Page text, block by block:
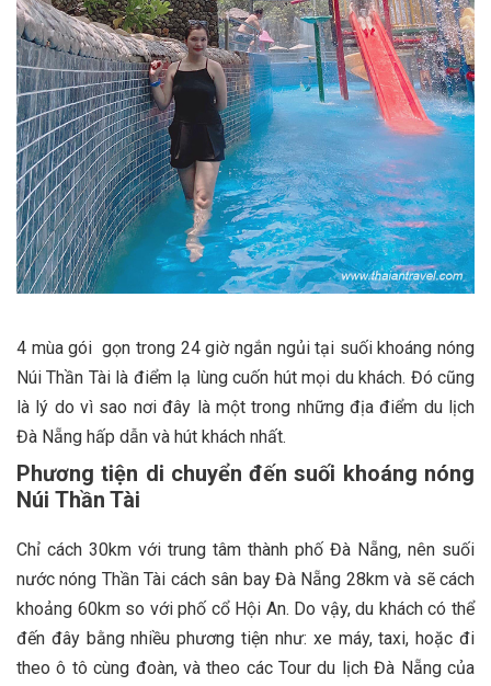
4 mùa gói gọn trong 24 giờ ngắn ngủi tại suối khoáng nóng
Núi Thần Tài là điểm lạ lùng cuốn hút mọi du khách. Đó cũng
là lý do vì sao nơi đây là một trong những địa điểm du lịch
Đà Nẵng hấp dẫn và hút khách nhất.
Phương tiện di chuyển đến suối khoáng nóng
Núi Thần Tài
Chỉ cách 30km với trung tâm thành phố Đà Nẵng, nên suối
nước nóng Thần Tài cách sân bay Đà Nẵng 28km và sẽ cách
khoảng 60km so với phố cổ Hội An. Do vậy, du khách có thể
đến đây bằng nhiều phương tiện như: xe máy, taxi, hoặc đi
theo ô tô cùng đoàn, và theo các Tour du lịch Đà Nẵng của